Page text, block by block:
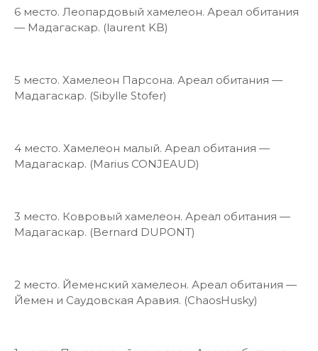
6 место. Леопардовый хамелеон. Ареал обитания
— Мадагаскар. (laurent KB)
5 место. Хамелеон Парсона. Ареал обитания —
Мадагаскар. (Sibylle Stofer)
4 место. Хамелеон малый. Ареал обитания —
Мадагаскар. (Marius CONJEAUD)
3 место. Ковровый хамелеон. Ареал обитания —
Мадагаскар. (Bernard DUPONT)
2 место. Йеменский хамелеон. Ареал обитания —
Йемен и Саудовская Аравия. (ChaosHusky)